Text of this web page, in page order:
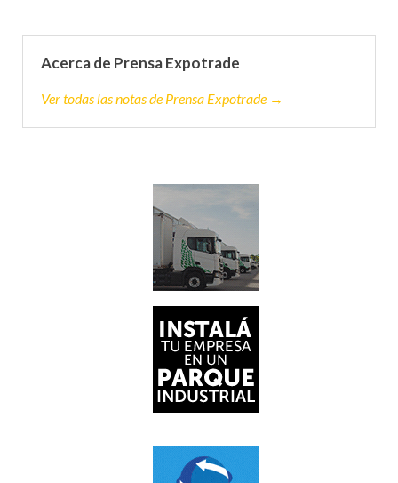
Acerca de Prensa Expotrade
Ver todas las notas de Prensa Expotrade →